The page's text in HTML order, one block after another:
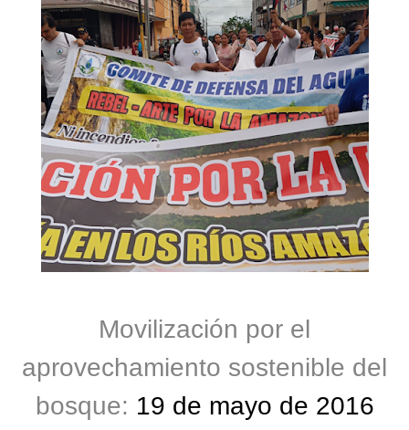
Movilización por el
aprovechamiento sostenible del
bosque: 19 de mayo de 2016